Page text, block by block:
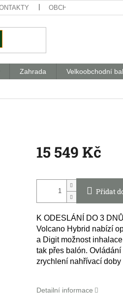
OBCHODNÍ PODMÍNKY
Zahrada Velkoobchodní
15 549 Kč
cena:
Přidat
K ODESLÁNÍ DO 3
Volcano Hybrid nabízí
a Digit možnost
tak přes balón.
zrychlení nahřívací doby
Detailní informace